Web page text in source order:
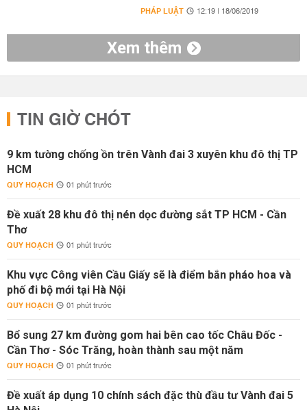
PHÁP LUẬT 12:19 | 18/06/2019
Xem thêm
TIN GIỜ CHÓT
9 km tường chống ồn trên Vành đai 3 xuyên khu đô thị TP
HCM
QUY HOẠCH 01 phút trước
Đề xuất 28 khu đô thị nén dọc đường sắt TP HCM - Cần
Thơ
QUY HOẠCH 01 phút trước
Khu vực Công viên Cầu Giấy sẽ là điểm bắn pháo hoa và
phố đi bộ mới tại Hà Nội
QUY HOẠCH 01 phút trước
Bổ sung 27 km đường gom hai bên cao tốc Châu Đốc -
Cần Thơ - Sóc Trăng, hoàn thành sau một năm
QUY HOẠCH 01 phút trước
Đề xuất áp dụng 10 chính sách đặc thù đầu tư Vành đai 5